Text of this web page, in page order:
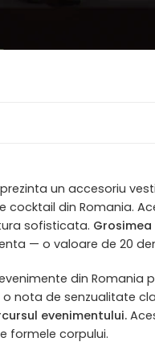
un accesoriu
cocktail din Romania.
sofisticata.
— o valoare de 20
din
nota de senzualitate
evenimentului.
formele corpului.